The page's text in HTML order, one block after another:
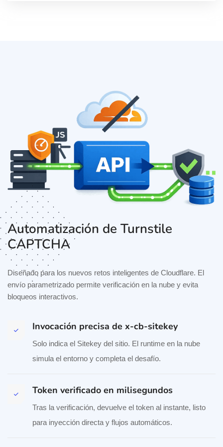
Automatización de Turnstile
CAPTCHA
Diseñado para los nuevos retos inteligentes de Cloudflare. El
envío parametrizado permite verificación en la nube y evita
bloqueos interactivos.
Invocación precisa de x-cb-sitekey
Solo indica el Sitekey del sitio. El runtime en la nube
simula el entorno y completa el desafío.
Token verificado en milisegundos
Tras la verificación, devuelve el token al instante, listo
para inyección directa y flujos automáticos.